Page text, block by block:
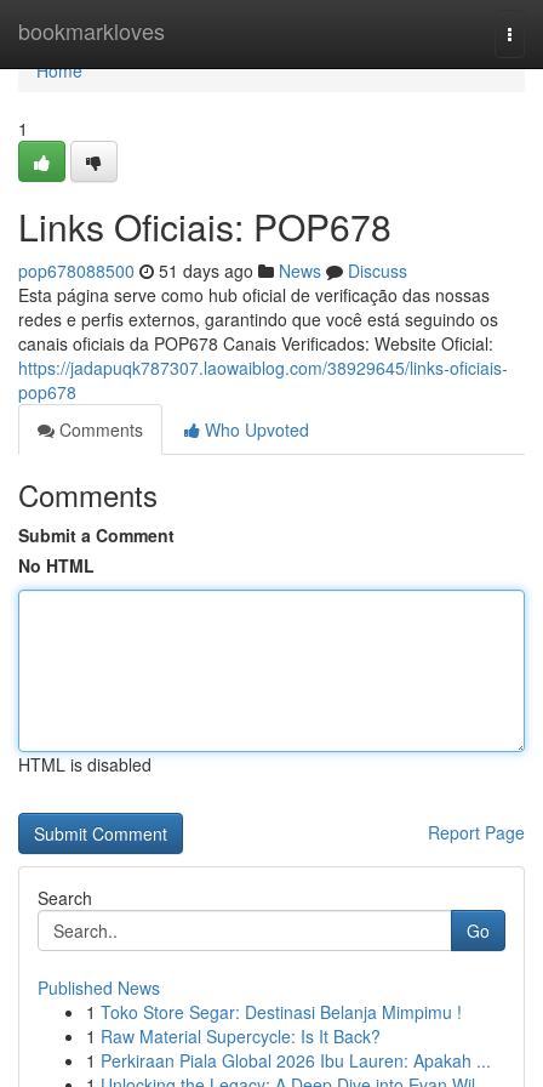
bookmarkloves
Home
Home
1
Links Oficiais: POP678
pop678088500 51 days ago News
Discuss
Esta página serve como hub oficial de verificação das nossas
redes e perfis externos, garantindo que você está seguindo os
canais oficiais da POP678 Canais Verificados: Website Oficial:
https://jadapuqk787307.laowaiblog.com/38929645/links-oficiais-
pop678
Comments
Who Upvoted
Comments
Submit a Comment
No HTML
HTML is disabled
Report Page
Search
Go
Published News
1 Toko Store Segar: Destinasi Belanja Mimpimu !
1 Raw Material Supercycle: Is It Back?
1 Perkiraan Piala Global 2026 Ibu Lauren: Apakah ...